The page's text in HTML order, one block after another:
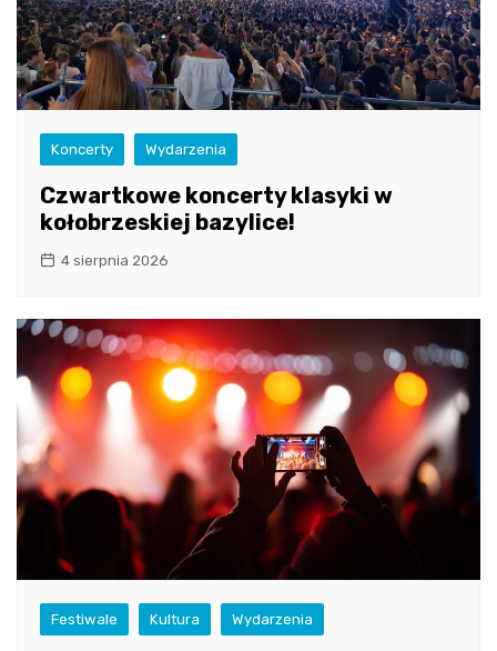
Koncerty Wydarzenia
Czwartkowe koncerty klasyki w
kołobrzeskiej bazylice!
4 sierpnia 2026
Festiwale Kultura Wydarzenia